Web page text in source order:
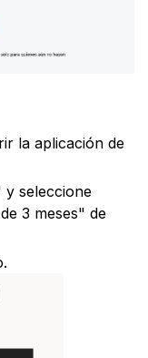
la aplicación de
y seleccione
3 meses" de